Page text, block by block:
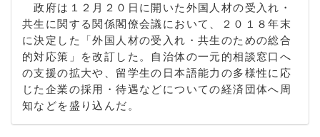
政府は１２月２０日に開いた外国人材の受入れ・
共生に関する関係閣僚会議において、２０１８年末
に決定した「外国人材の受入れ・共生のための総合
的対応策」を改訂した。自治体の一元的相談窓口へ
の支援の拡大や、留学生の日本語能力の多様性に応
じた企業の採用・待遇などについての経済団体へ周
知などを盛り込んだ。